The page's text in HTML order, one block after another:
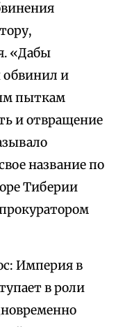
«Дабы
обвинил и
пыткам
и отвращение
название по
Тиберии
Империя в
в роли